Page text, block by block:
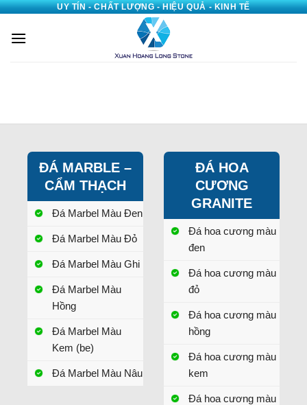
Bỏ
nội
UY TÍN - CHẤT LƯỢNG - HIỆU QUẢ - KINH TẾ
ĐÁ MARBLE –
CẨM THẠCH
Đá Marbel Màu Đen
Đá Marbel Màu Đỏ
Đá Marbel Màu Ghi
Đá Marbel Màu
Hồng
Đá Marbel Màu
Kem (be)
Đá Marbel Màu Nâu
ĐÁ HOA
CƯƠNG
GRANITE
Đá hoa cương màu
đen
Đá hoa cương màu
đỏ
Đá hoa cương màu
hồng
Đá hoa cương màu
kem
Đá hoa cương màu